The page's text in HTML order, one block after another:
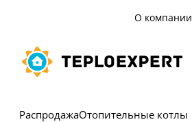
О компании
РаспродажаОтопительные котлы